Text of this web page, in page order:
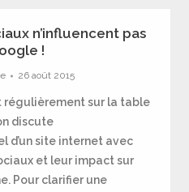
n’influencent pas
!
26 août 2015
régulièrement sur la table
discute
d’un site internet avec
et leur impact sur
Pour clarifier une